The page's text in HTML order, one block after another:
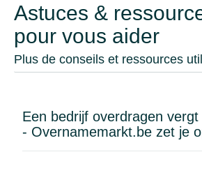
Astuces &
pour vous aider
Plus de conseils et ressources
Een bedrijf overdragen
- Overnamemarkt.be zet je